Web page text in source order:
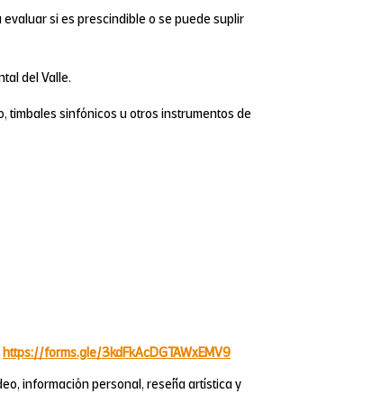
evaluar si es prescindible o se puede suplir
del Valle.
timbales sinfónicos u otros instrumentos de
https://forms.gle/3kdFkAcDGTAWxEMV9
información personal, reseña artística y